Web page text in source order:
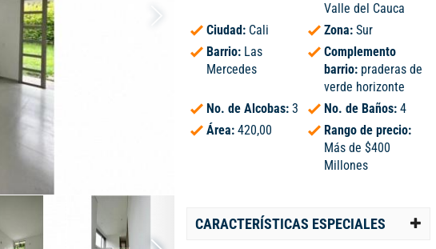
Valle del Cauca
Ciudad: Cali Zona: Sur
Barrio: Las
Mercedes
Complemento
barrio: praderas de
verde horizonte
No. de Alcobas: 3 No. de Baños: 4
Área: 420,00
Rango de precio:
Más de $400
Millones
CARACTERÍSTICAS ESPECIALES